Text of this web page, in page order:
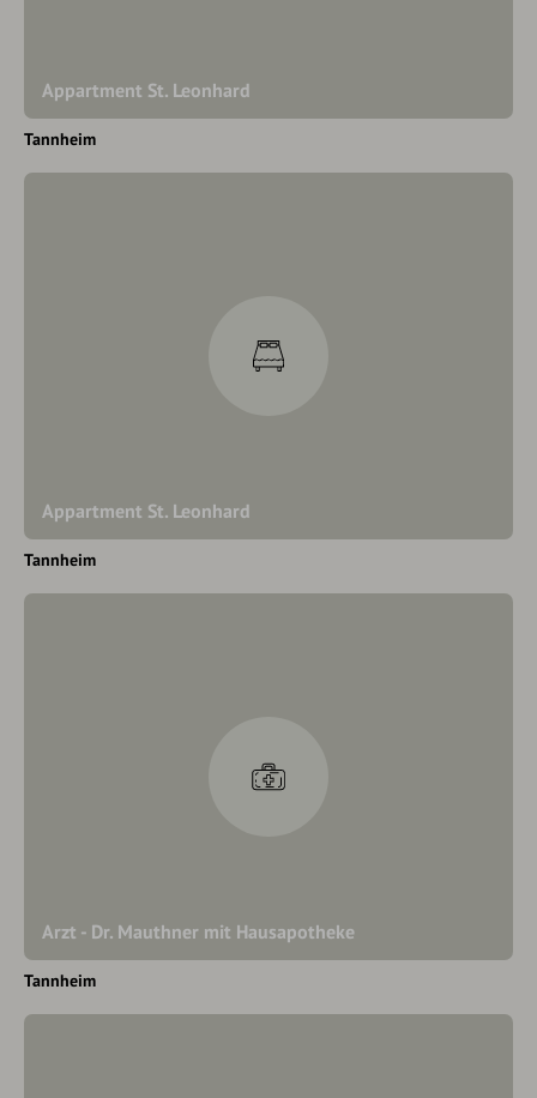
Appartment St. Leonhard
Tannheim
Appartment St. Leonhard
Tannheim
Arzt - Dr. Mauthner mit Hausapotheke
Tannheim